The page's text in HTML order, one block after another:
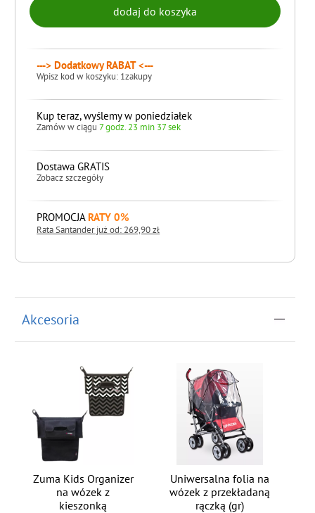
---> Dodatkowy RABAT <---
Wpisz kod w koszyku: 1zakupy
Kup teraz, wyślemy w poniedziałek
Zamów w ciągu7 godz. 23 min 36 sek
Dostawa GRATIS
Zobacz szczegóły
PROMOCJA RATY 0%
Rata Santander już od: 269,90 zł
Akcesoria
Zuma Kids Organizer
na wózek z
kieszonką
Uniwersalna folia na
wózek z przekładaną
rączką (gr)